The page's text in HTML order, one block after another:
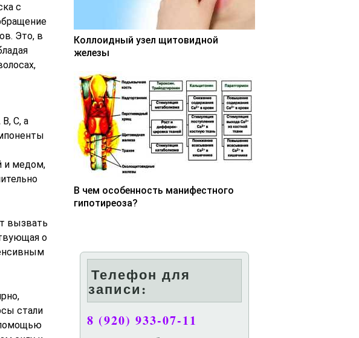
с
Это, в
C, а
и медом,
вызвать
о
стали
Коллоидный узел щитовидной
железы
В чем особенность манифестного
гипотиреоза?
Телефон для
записи:
8 (920) 933-07-11